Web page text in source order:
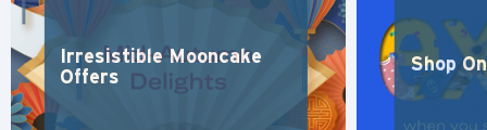
Irresistible Mooncake
Offers
Shop